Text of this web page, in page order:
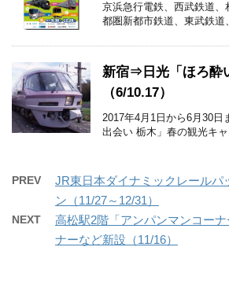
京浜急行電鉄、西武鉄道
都圏新都市鉄道、東武鉄道
新宿⇒日光「ほろ酔
（6/10.17）
2017年4月1日から6月30日
出会い 栃木」春の観光キ
PREV
JR東日本ダイナミックレールパ
ン（11/27～12/31）
NEXT
高松駅2階「アンパンマンコー
ナーなど新設（11/16）